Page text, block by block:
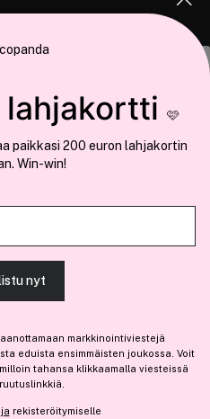
evästeitä
sisällön ja mainosten
ominaisuuksien tukemiseen ja
voivat yhdistää näitä tietoja muihin
ammattitason hiustuotteista,
🩷
paikkasi 200 euron lahjakortin
Win-win!
nyt
markkinointiviestejä
eduista ensimmäisten joukossa. Voit
tahansa klikkaamalla viesteissä
rekisteröitymiselle